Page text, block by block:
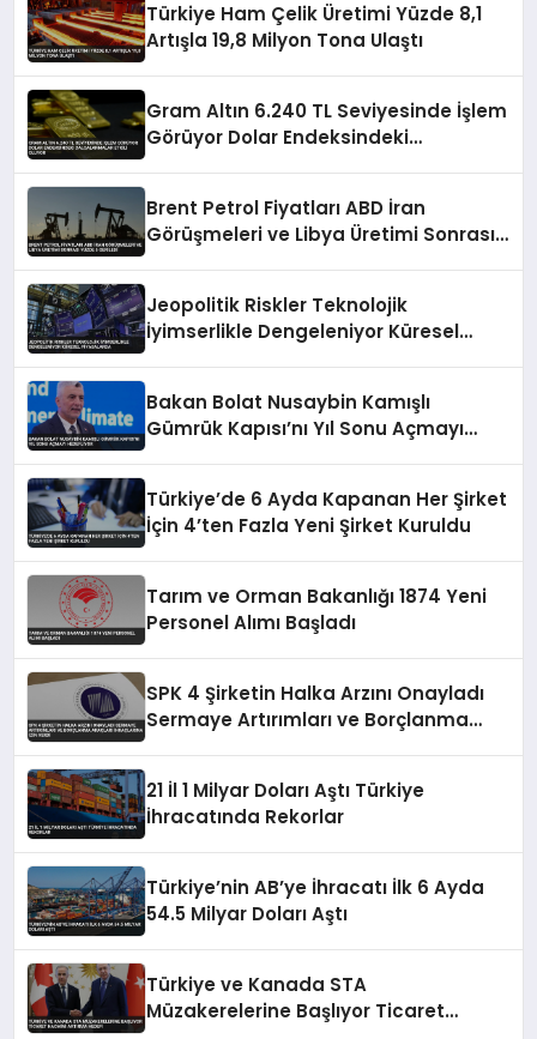
Türkiye Ham Çelik Üretimi Yüzde 8,1
Artışla 19,8 Milyon Tona Ulaştı
Gram Altın 6.240 TL Seviyesinde İşlem
Görüyor Dolar Endeksindeki
Brent Petrol Fiyatları ABD İran
Görüşmeleri ve Libya Üretimi Sonrası
Jeopolitik Riskler Teknolojik
İyimserlikle Dengeleniyor Küresel
Bakan Bolat Nusaybin Kamışlı
Gümrük Kapısı’nı Yıl Sonu Açmayı
Türkiye’de 6 Ayda Kapanan Her Şirket
İçin 4’ten Fazla Yeni Şirket Kuruldu
Tarım ve Orman Bakanlığı 1874 Yeni
Personel Alımı Başladı
SPK 4 Şirketin Halka Arzını Onayladı
Sermaye Artırımları ve Borçlanma
21 İl 1 Milyar Doları Aştı Türkiye
İhracatında Rekorlar
Türkiye’nin AB’ye İhracatı İlk 6 Ayda
54.5 Milyar Doları Aştı
Türkiye ve Kanada STA
Müzakerelerine Başlıyor Ticaret